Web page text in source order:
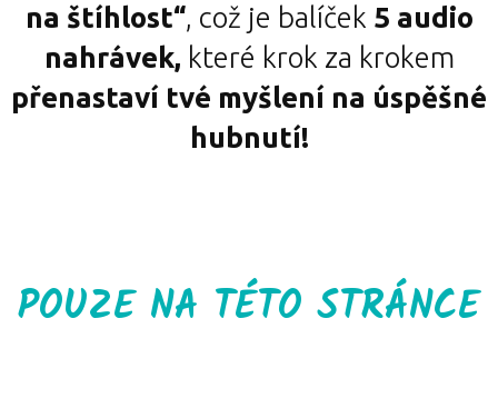
na štíhlost“, což je balíček 5 audio
nahrávek, které krok za krokem
přenastaví tvé myšlení na úspěšné
hubnutí!
POUZE NA TÉTO STRÁNCE